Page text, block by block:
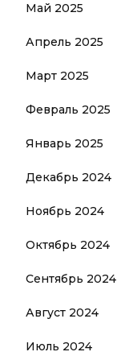
Май 2025
Апрель 2025
Март 2025
Февраль 2025
Январь 2025
Декабрь 2024
Ноябрь 2024
Октябрь 2024
Сентябрь 2024
Август 2024
Июль 2024